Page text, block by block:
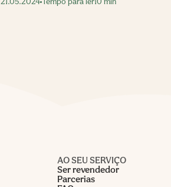
21.05.2024 Tempo para ler10 min
AO SEU SERVIÇO
Ser revendedor
Parcerias